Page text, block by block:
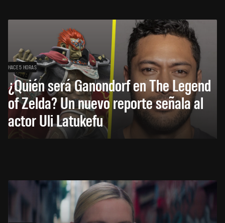
HACE 5 HORAS
¿Quién será Ganondorf en The Legend
of Zelda? Un nuevo reporte señala al
actor Uli Latukefu